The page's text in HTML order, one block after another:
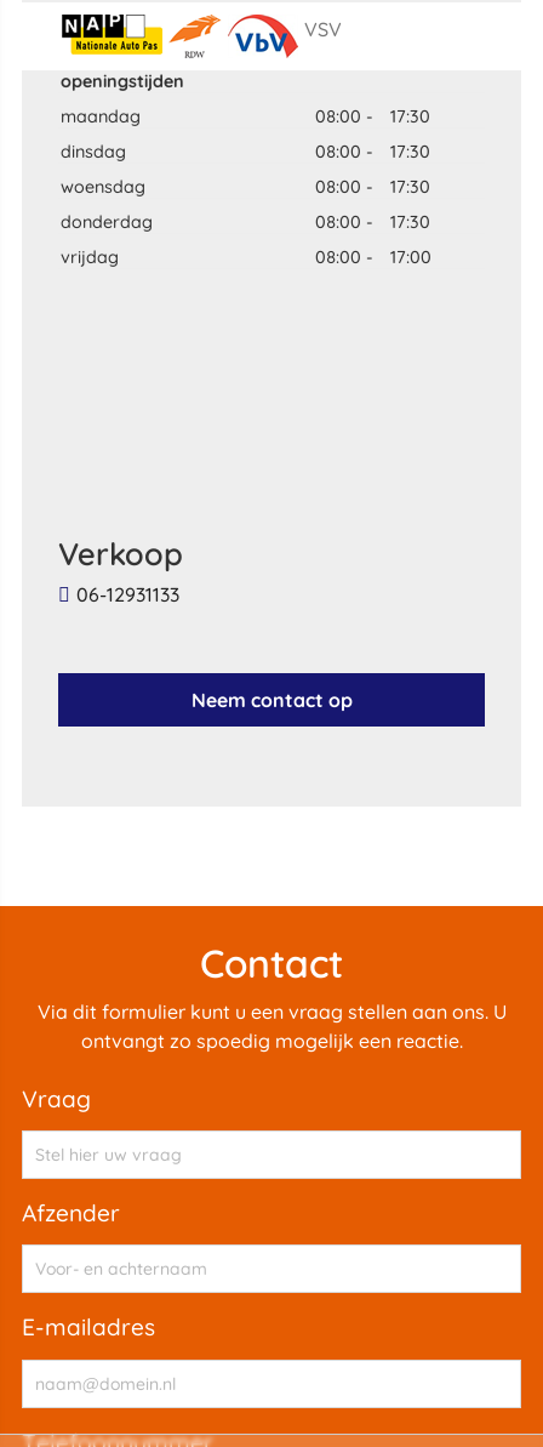
VSV
openingstijden
maandag
08:00 -
17:30
dinsdag
08:00 -
17:30
woensdag
08:00 -
17:30
donderdag
08:00 -
17:30
vrijdag
08:00 - 17:00
Verkoop
06-12931133
Neem contact op
Contact
Via dit formulier kunt u een vraag stellen aan ons. U
ontvangt zo spoedig mogelijk een reactie.
vraag
afzender
e-mailadres